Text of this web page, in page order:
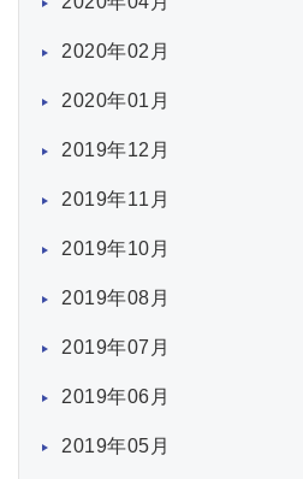
2020年02月
2020年01月
2019年12月
2019年11月
2019年10月
2019年08月
2019年07月
2019年06月
2019年05月